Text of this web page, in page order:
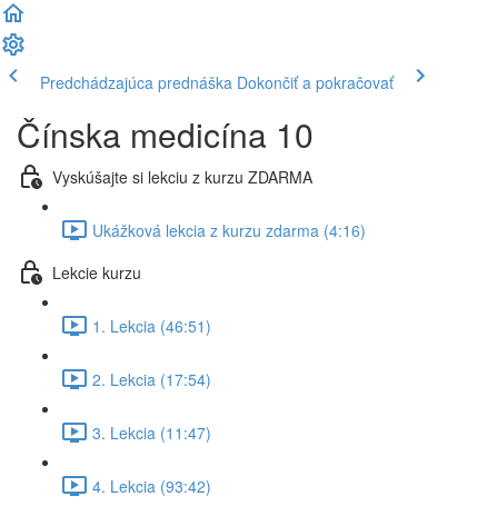
Predchádzajúca prednáška Dokončiť a pokračovať
Čínska medicína 10
Vyskúšajte si lekciu z kurzu ZDARMA
Ukážková lekcia z kurzu zdarma (4:16)
Lekcie kurzu
1. Lekcia (46:51)
2. Lekcia (17:54)
3. Lekcia (11:47)
4. Lekcia (93:42)